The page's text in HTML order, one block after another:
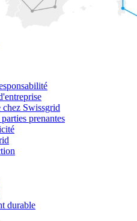
Swissgrid
prenantes
durable